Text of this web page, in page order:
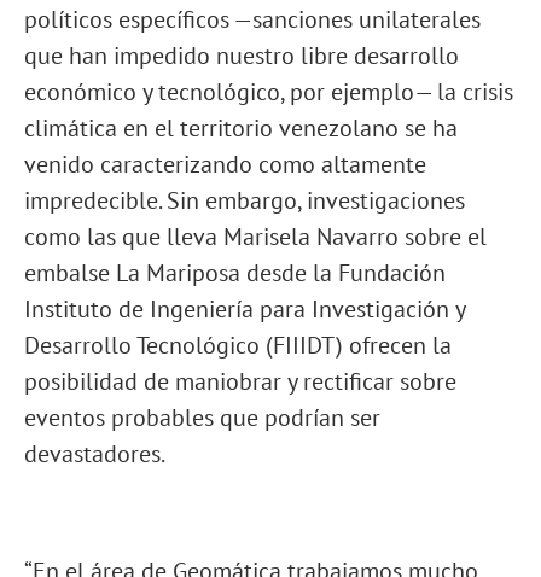
políticos específicos —sanciones unilaterales
que han impedido nuestro libre desarrollo
económico y tecnológico, por ejemplo— la crisis
climática en el territorio venezolano se ha
venido caracterizando como altamente
impredecible. Sin embargo, investigaciones
como las que lleva Marisela Navarro sobre el
embalse La Mariposa desde la Fundación
Instituto de Ingeniería para Investigación y
Desarrollo Tecnológico (FIIIDT) ofrecen la
posibilidad de maniobrar y rectificar sobre
eventos probables que podrían ser
devastadores.
“En el área de Geomática trabajamos mucho